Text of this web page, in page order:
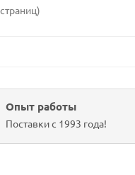
Опыт работы
Поставки с 1993 года!